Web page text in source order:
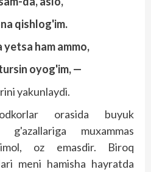
qishlog'im.
ham ammo,
oyog'im, —
yakunlaydi.
orasida buyuk
g'azallariga muxammas
oz emasdir. Biroq
meni hamisha hayratda